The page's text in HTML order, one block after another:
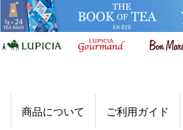
商品について ご利用ガイド